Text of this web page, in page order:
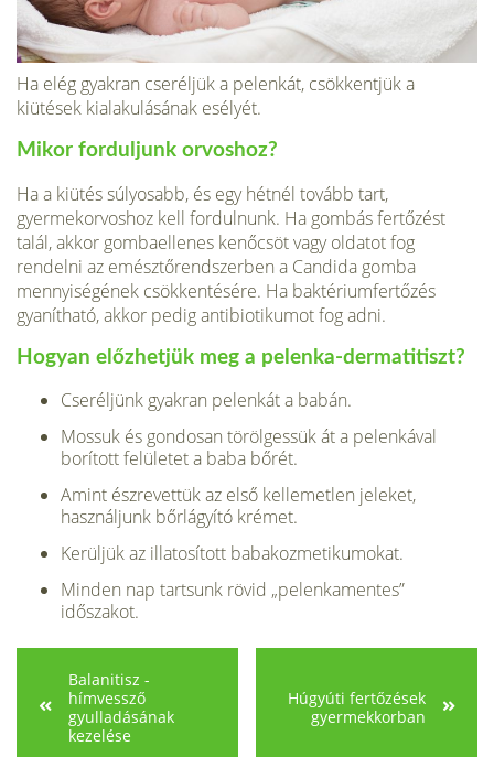
Ha elég gyakran cseréljük a pelenkát, csökkentjük a
kiütések kialakulásának esélyét.
Mikor forduljunk orvoshoz?
Ha a kiütés súlyosabb, és egy hétnél tovább tart,
gyermekorvoshoz kell fordulnunk. Ha gombás fertőzést
talál, akkor gombaellenes kenőcsöt vagy oldatot fog
rendelni az emésztőrendszerben a Candida gomba
mennyiségének csökkentésére. Ha bakté­riumfertőzés
gyanítható, akkor pedig anti­biotikumot fog adni.
Hogyan előzhetjük meg a pelenka-dermatitiszt?
Cseréljünk gyakran pelenkát a babán.
Mossuk és gondosan törölgessük át a pelenkával
borított felületet a baba bőrét.
Amint észrevettük az első kellemetlen jeleket,
használjunk bőrlágyító krémet.
Kerüljük az illatosított babakozmeti­kumokat.
Minden nap tartsunk rövid „pelenka­mentes”
időszakot.
Balanitisz -
hímvessző
gyulladásának
kezelése
Húgyúti fertőzések
gyermekkorban